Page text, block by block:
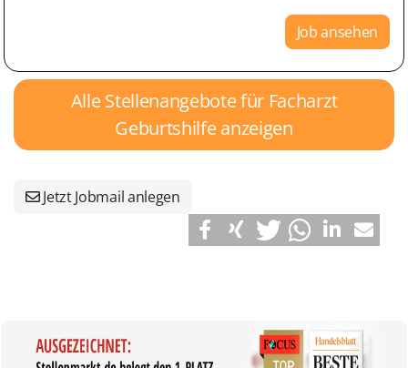
Job ansehen
Alle Stellenangebote für Facharzt
Geburtshilfe anzeigen
Jetzt Jobmail anlegen